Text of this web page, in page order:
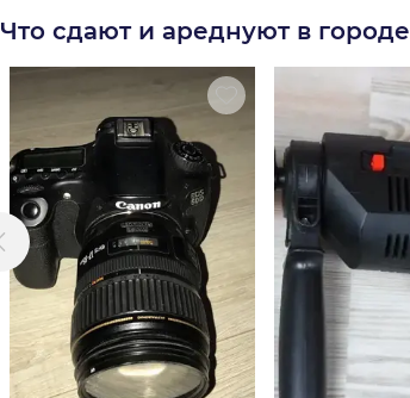
Что сдают и ареднуют в городе